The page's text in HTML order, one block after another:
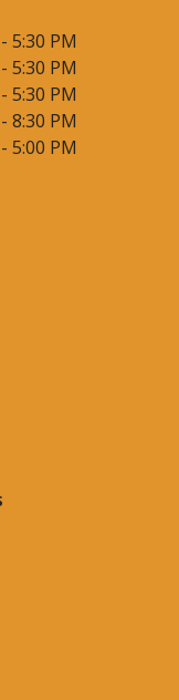
5:30 PM
5:30 PM
5:30 PM
8:30 PM
5:00 PM